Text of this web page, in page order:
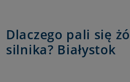
Dlaczego pali się
silnika? Białystok